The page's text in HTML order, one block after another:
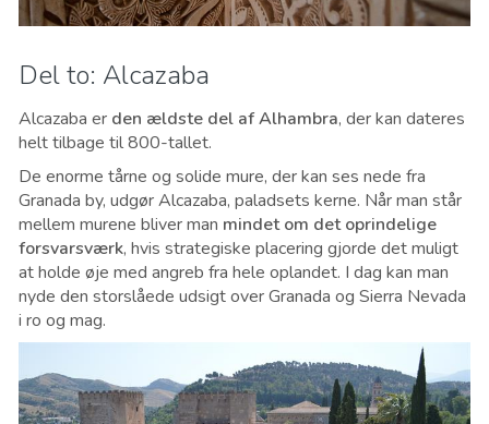
Del to: Alcazaba
Alcazaba er den ældste del af Alhambra, der kan dateres
helt tilbage til 800-tallet.
De enorme tårne og solide mure, der kan ses nede fra
Granada by, udgør Alcazaba, paladsets kerne. Når man står
mellem murene bliver man mindet om det oprindelige
forsvarsværk, hvis strategiske placering gjorde det muligt
at holde øje med angreb fra hele oplandet. I dag kan man
nyde den storslåede udsigt over Granada og Sierra Nevada
i ro og mag.